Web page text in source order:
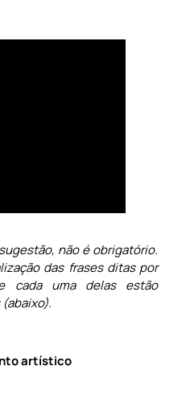
não é obrigatório.
das frases ditas por
cada uma delas estão
artístico